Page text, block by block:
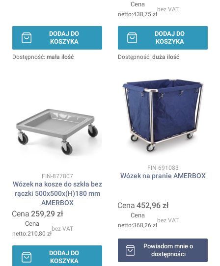
DODAJ DO
KOSZYKA
Dostępność: mała ilość
Cena
438,75 zł
bez VAT
DODAJ DO
KOSZYKA
Dostępność: duża ilość
Kod produktu
FIN-877807
Wózek na kosze do szkła bez
rączki 500x500x(H)180 mm
AMERBOX
Cena 259,29 zł
Cena
210,80 zł
bez VAT
DODAJ DO
KOSZYKA
Kod produktu
FIN-691083
Wózek na pranie AMERBOX
Cena 452,96 zł
Cena
368,26 zł
bez VAT
Powiadom mnie o
dostępności